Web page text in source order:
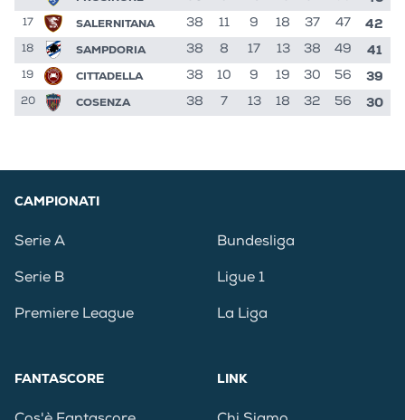
17 SALERNITANA 38 11 9 18 37 47 42
18 SAMPDORIA 38 8 17 13 38 49 41
19 CITTADELLA 38 10 9 19 30 56 39
20 COSENZA 38 7 13 18 32 56 30
CAMPIONATI
Serie A
Serie B
Premiere League
Bundesliga
Ligue 1
La Liga
FANTASCORE LINK